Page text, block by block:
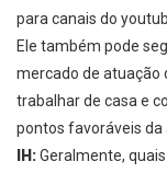
para canais do
Ele também pode
mercado de atuação
trabalhar de casa e
pontos favoráveis da
IH:Geralmente,